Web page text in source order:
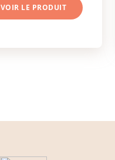
VOIR LE PRODUIT